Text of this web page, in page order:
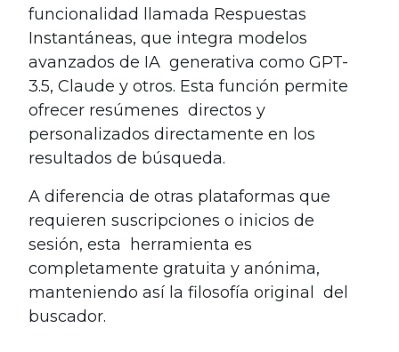
funcionalidad llamada Respuestas
Instantáneas, que integra modelos
avanzados de IA generativa como GPT-
3.5, Claude y otros. Esta función permite
ofrecer resúmenes directos y
personalizados directamente en los
resultados de búsqueda.
A diferencia de otras plataformas que
requieren suscripciones o inicios de
sesión, esta herramienta es
completamente gratuita y anónima,
manteniendo así la filosofía original del
buscador.